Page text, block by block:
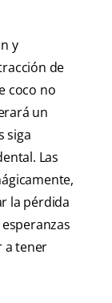
y
de
coco no
un
siga
Las
la pérdida
a tener